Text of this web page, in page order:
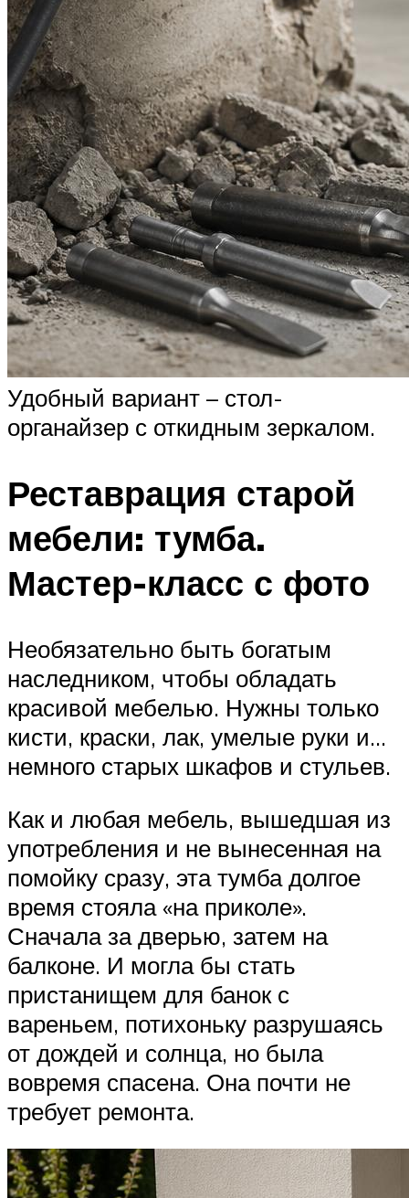
Удобный вариант – стол-
органайзер с откидным зеркалом.
Реставрация старой
мебели: тумба.
Мастер-класс с фото
Необязательно быть богатым
наследником, чтобы обладать
красивой мебелью. Нужны только
кисти, краски, лак, умелые руки и…
немного старых шкафов и стульев.
Как и любая мебель, вышедшая из
употребления и не вынесенная на
помойку сразу, эта тумба долгое
время стояла «на приколе».
Сначала за дверью, затем на
балконе. И могла бы стать
пристанищем для банок с
вареньем, потихоньку разрушаясь
от дождей и солнца, но была
вовремя спасена. Она почти не
требует ремонта.